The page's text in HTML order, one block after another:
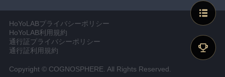
HoYoLABプライバシーポリシー
HoYoLAB利用規約
通行証プライバシーポリシー
通行証利用規約
Copyright © COGNOSPHERE. All Rights Reserved.